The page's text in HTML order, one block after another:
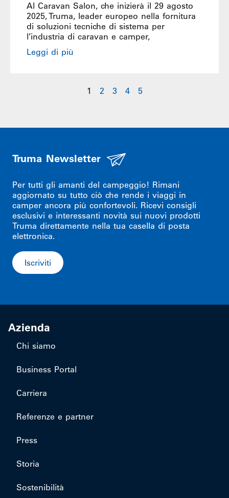
Al Caravan Salon, che inizierà il 29 agosto
2025, Truma, leader europeo nella fornitura
di soluzioni tecniche di sistema per
l’industria di caravan e camper,
Leggi di più
1 2 3 4 5
Truma Newsletter
Per tutti gli amanti del campeggio! Rimani
aggiornato su tutto ciò che rende i viaggi in
camper ancora più confortevoli. Ricevi consigli
esclusivi e interessanti novità sui nuovi prodotti
Truma direttamente nella tua casella di posta
elettronica.
Iscriviti
Azienda
Chi siamo
Business Portal
Carriera
Referenze e partner
Press
Storia
Sostenibilità